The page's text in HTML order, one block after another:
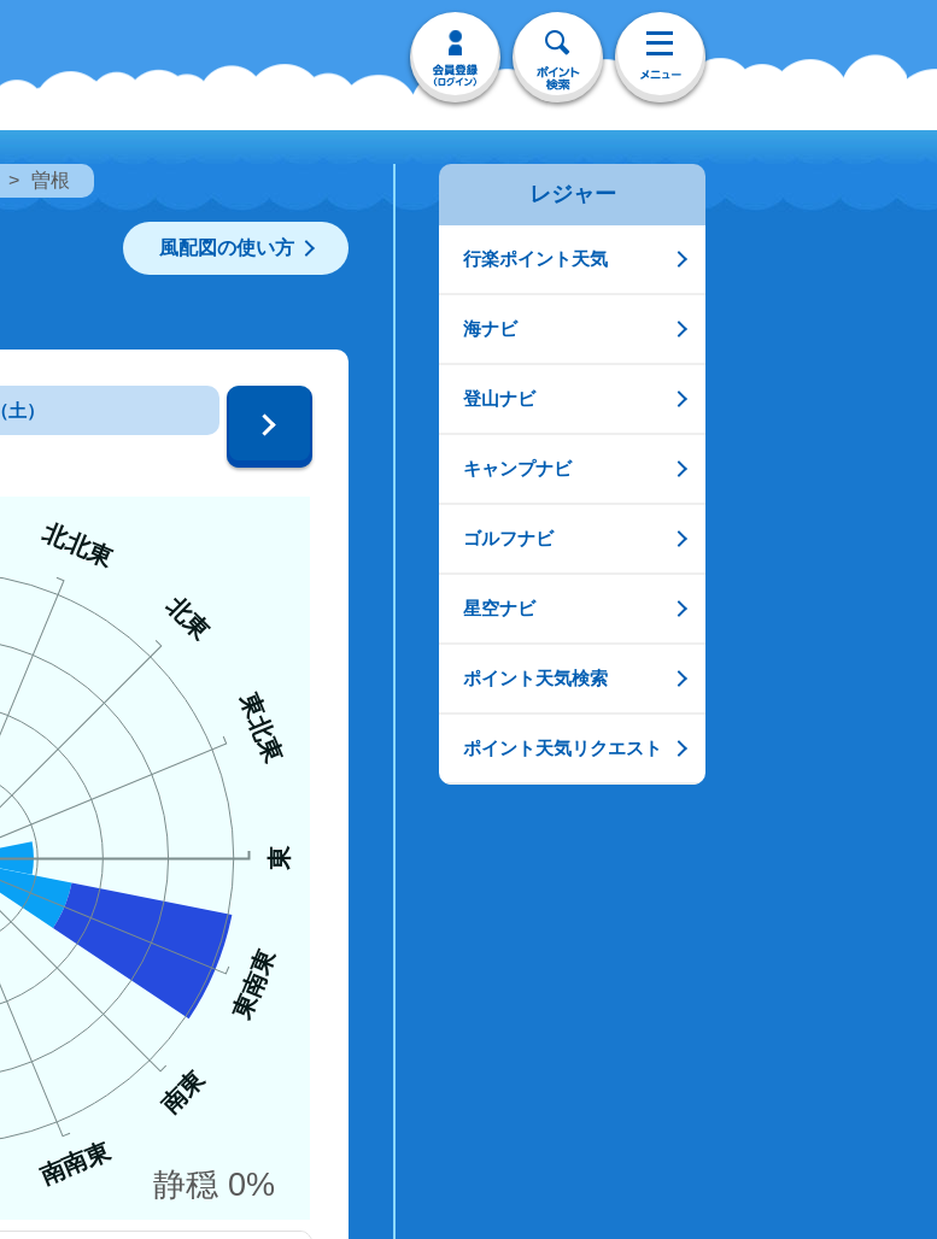
曽根
風配図の使い方
（土）
北北東
北東
東北東
東
東南東
南東
南南東 静穏 0%
レジャー
行楽ポイント天気
海ナビ
登山ナビ
キャンプナビ
ゴルフナビ
星空ナビ
ポイント天気検索
ポイント天気リクエスト